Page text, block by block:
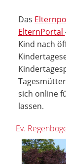
Das
ElternPortal
Kind nach
sich online
lassen.
Ev.